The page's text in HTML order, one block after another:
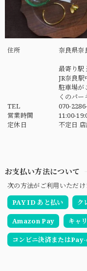
住所 奈良県奈
最寄り駅
JR奈良
駐車場が
くのパー
TEL
070-
営業時間
11:00-
定休日
不定日
お支払い方法について
次の方法がご利用いただけ
PAY ID あと払い
ク
Amazon Pay キャ
コンビニ決済または